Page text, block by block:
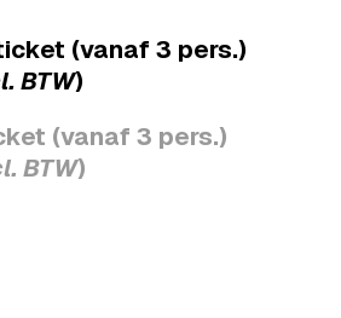
(vanaf 3 pers.)
BTW)
(vanaf 3 pers.)
BTW)